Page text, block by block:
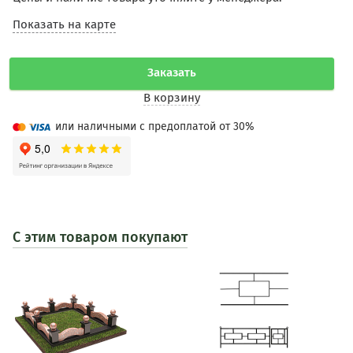
Показать на карте
Заказать
В корзину
или наличными с предоплатой от 30%
С этим товаром покупают